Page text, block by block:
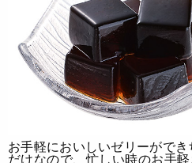
お手軽においしいゼリーができ
だけなので、忙しい時のお手